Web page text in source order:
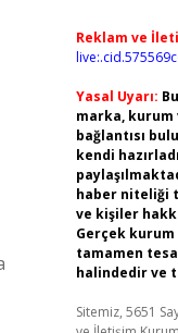
Reklam ve
Yasal Uyarı:
marka, kurum
bağlantısı
kendi
haber niteliği
ve kişiler
Gerçek
tamamen
halindedir ve
Sitemiz, 5651